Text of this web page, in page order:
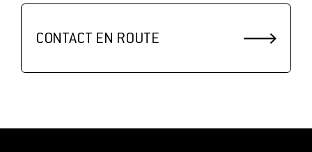
CONTACT EN ROUTE